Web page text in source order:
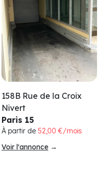
158B Rue de la Croix
Nivert
Paris 15
À partir de 52,00 €/mois
Voir l'annonce →